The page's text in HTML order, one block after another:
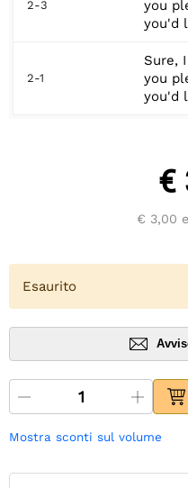
2-3
you
you'd
2-1
Sure,
you
you'd
€
€ 3,00
Esaurito
Mostra sconti sul volume